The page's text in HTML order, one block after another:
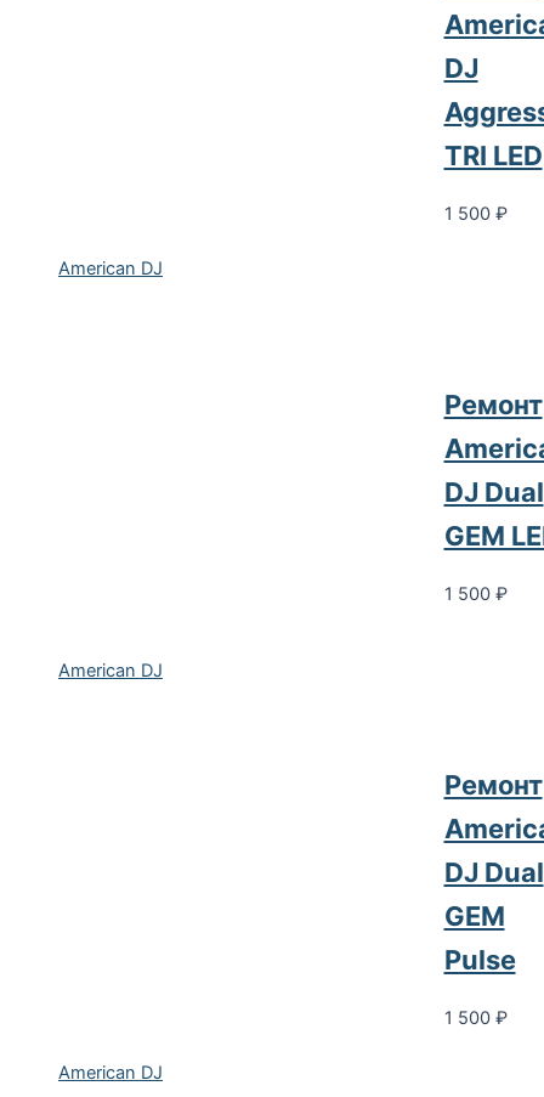
American DJ
DJ
TRI LED
1 500 ₽
American DJ
Ремонт
DJ Dual
GEM
1 500 ₽
American DJ
Ремонт
DJ Dual
GEM
Pulse
1 500 ₽